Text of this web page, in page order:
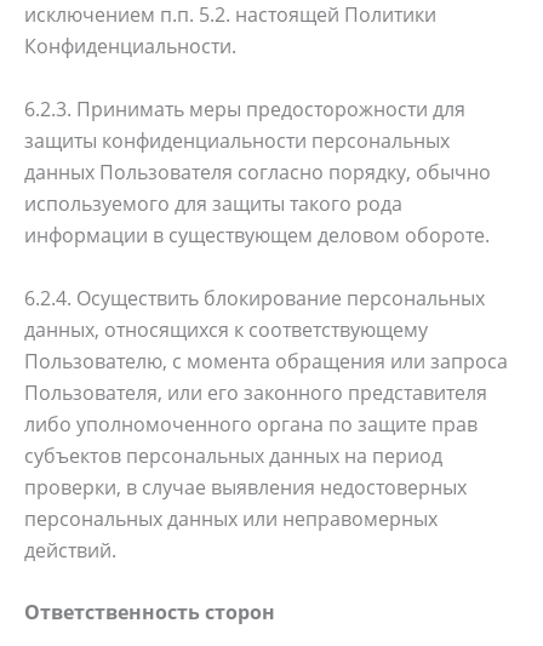
исключением п.п. 5.2. настоящей Политики
Конфиденциальности.
6.2.3. Принимать меры предосторожности для
защиты конфиденциальности персональных
данных Пользователя согласно порядку, обычно
используемого для защиты такого рода
информации в существующем деловом обороте.
6.2.4. Осуществить блокирование персональных
данных, относящихся к соответствующему
Пользователю, с момента обращения или запроса
Пользователя, или его законного представителя
либо уполномоченного органа по защите прав
субъектов персональных данных на период
проверки, в случае выявления недостоверных
персональных данных или неправомерных
действий.
Ответственность сторон